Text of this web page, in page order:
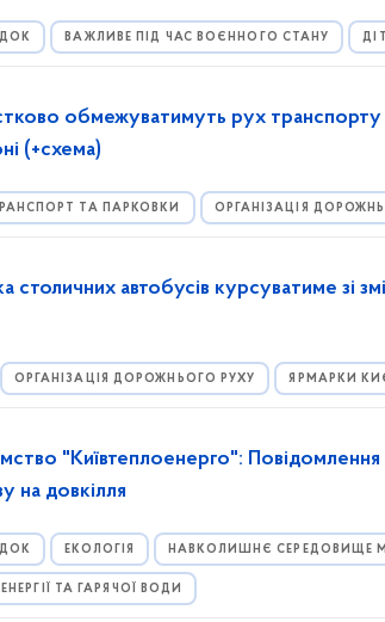
ВАЖЛИВЕ ПІД ЧАС ВОЄННОГО СТАНУ
обмежуватимуть рух
(+схема)
ТА ПАРКОВКИ ОРГАНІЗАЦІЯ
столичних автобусів курсуватиме зі
ОРГАНІЗАЦІЯ ДОРОЖНЬОГО РУХУ ЯРМАРКИ
"Київтеплоенерго": Повідомлення
на довкілля
ЕКОЛОГІЯ НАВКОЛИШНЄ СЕРЕДОВИЩЕ
ТА ГАРЯЧОЇ ВОДИ